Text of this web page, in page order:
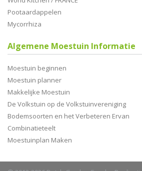
Pootaardappelen
Mycorrhiza
Algemene Moestuin Informatie
Moestuin beginnen
Moestuin planner
Makkelijke Moestuin
De Volkstuin op de Volkstuinvereniging
Bodemsoorten en het Verbeteren Ervan
Combinatieteelt
Moestuinplan Maken